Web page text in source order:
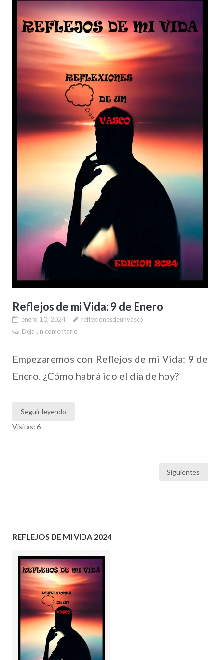
Reflejos de mi Vida: 9 de Enero
enero 10, 2024
reflexionesdeunvasco
Deja un comentario
Empezaremos con Reflejos de mi Vida: 9 de
Enero. ¿Cómo habrá ido el día de hoy?
Seguir leyendo
Visitas: 6
Siguientes
REFLEJOS DE MI VIDA 2024